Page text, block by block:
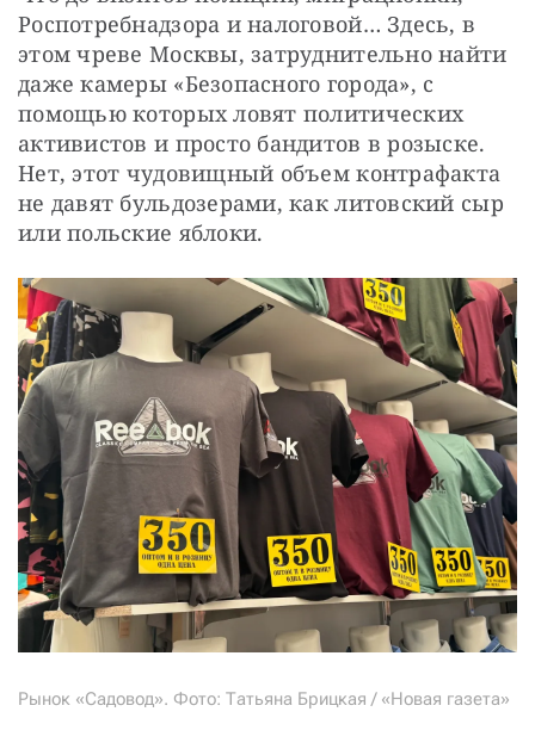
Роспотребнадзора и налоговой… Здесь, в
этом чреве Москвы, затруднительно найти
даже камеры «Безопасного города», с
помощью которых ловят политических
активистов и просто бандитов в розыске.
Нет, этот чудовищный объем контрафакта
не давят бульдозерами, как литовский сыр
или польские яблоки.
Рынок «Садовод». Фото: Татьяна Брицкая / «Новая газета»